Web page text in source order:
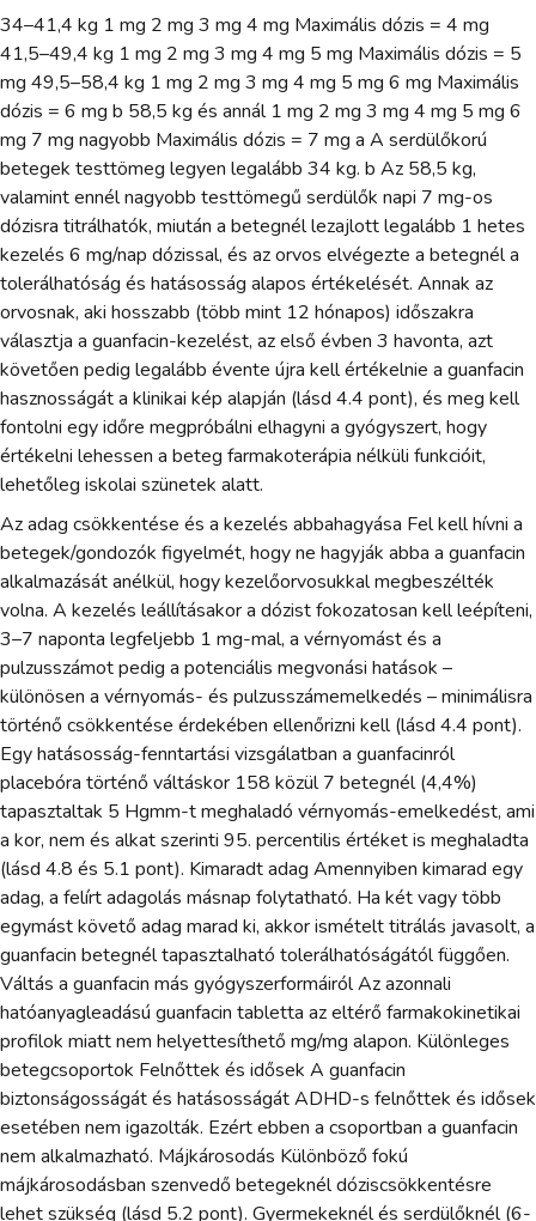
34–41,4 kg 1 mg 2 mg 3 mg 4 mg Maximális dózis = 4 mg
41,5–49,4 kg 1 mg 2 mg 3 mg 4 mg 5 mg Maximális dózis = 5
mg 49,5–58,4 kg 1 mg 2 mg 3 mg 4 mg 5 mg 6 mg Maximális
dózis = 6 mg b 58,5 kg és annál 1 mg 2 mg 3 mg 4 mg 5 mg 6
mg 7 mg nagyobb Maximális dózis = 7 mg a A serdülőkorú
betegek testtömeg legyen legalább 34 kg. b Az 58,5 kg,
valamint ennél nagyobb testtömegű serdülők napi 7 mg-os
dózisra titrálhatók, miután a betegnél lezajlott legalább 1 hetes
kezelés 6 mg/nap dózissal, és az orvos elvégezte a betegnél a
tolerálhatóság és hatásosság alapos értékelését. Annak az
orvosnak, aki hosszabb (több mint 12 hónapos) időszakra
választja a guanfacin-kezelést, az első évben 3 havonta, azt
követően pedig legalább évente újra kell értékelnie a guanfacin
hasznosságát a klinikai kép alapján (lásd 4.4 pont), és meg kell
fontolni egy időre megpróbálni elhagyni a gyógyszert, hogy
értékelni lehessen a beteg farmakoterápia nélküli funkcióit,
lehetőleg iskolai szünetek alatt.
Az adag csökkentése és a kezelés abbahagyása Fel kell hívni a
betegek/gondozók figyelmét, hogy ne hagyják abba a guanfacin
alkalmazását anélkül, hogy kezelőorvosukkal megbeszélték
volna. A kezelés leállításakor a dózist fokozatosan kell leépíteni,
3–7 naponta legfeljebb 1 mg-mal, a vérnyomást és a
pulzusszámot pedig a potenciális megvonási hatások –
különösen a vérnyomás- és pulzusszámemelkedés – minimálisra
történő csökkentése érdekében ellenőrizni kell (lásd 4.4 pont).
Egy hatásosság-fenntartási vizsgálatban a guanfacinról
placebóra történő váltáskor 158 közül 7 betegnél (4,4%)
tapasztaltak 5 Hgmm-t meghaladó vérnyomás-emelkedést, ami
a kor, nem és alkat szerinti 95. percentilis értéket is meghaladta
(lásd 4.8 és 5.1 pont). Kimaradt adag Amennyiben kimarad egy
adag, a felírt adagolás másnap folytatható. Ha két vagy több
egymást követő adag marad ki, akkor ismételt titrálás javasolt, a
guanfacin betegnél tapasztalható tolerálhatóságától függően.
Váltás a guanfacin más gyógyszerformáiról Az azonnali
hatóanyagleadású guanfacin tabletta az eltérő farmakokinetikai
profilok miatt nem helyettesíthető mg/mg alapon. Különleges
betegcsoportok Felnőttek és idősek A guanfacin
biztonságosságát és hatásosságát ADHD-s felnőttek és idősek
esetében nem igazolták. Ezért ebben a csoportban a guanfacin
nem alkalmazható. Májkárosodás Különböző fokú
májkárosodásban szenvedő betegeknél dóziscsökkentésre
lehet szükség (lásd 5.2 pont). Gyermekeknél és serdülőknél (6-